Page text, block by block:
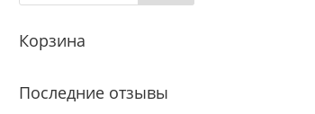
Корзина
Последние отзывы